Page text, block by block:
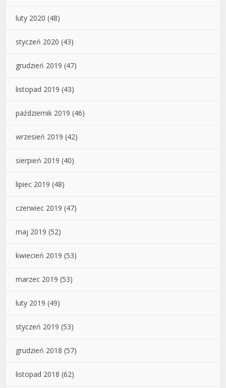
luty 2020 (48)
styczeń 2020 (43)
grudzień 2019 (47)
listopad 2019 (43)
październik 2019 (46)
wrzesień 2019 (42)
sierpień 2019 (40)
lipiec 2019 (48)
czerwiec 2019 (47)
maj 2019 (52)
kwiecień 2019 (53)
marzec 2019 (53)
luty 2019 (49)
styczeń 2019 (53)
grudzień 2018 (57)
listopad 2018 (62)